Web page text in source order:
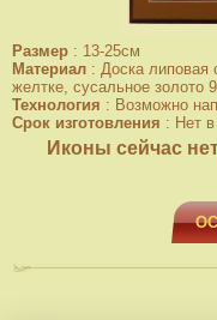
Размер : 13-25см
Материал : Доска липовая
желтке, сусальное золото
Технология : Возможно
Срок изготовления : Нет
Иконы сейчас